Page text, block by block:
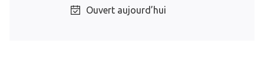
Ouvert aujourd’hui